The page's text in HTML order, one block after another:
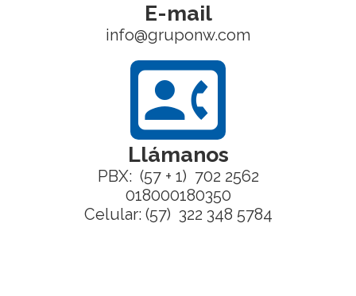
E-mail
info@gruponw.com
contact_phone
Llámanos
PBX: (57 + 1) 702 2562
018000180350
Celular: (57) 322 348 5784